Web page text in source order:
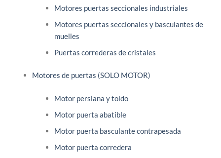
Motores puertas seccionales industriales
Motores puertas seccionales y basculantes de
muelles
Puertas correderas de cristales
Motores de puertas (SOLO MOTOR)
Motor persiana y toldo
Motor puerta abatible
Motor puerta basculante contrapesada
Motor puerta corredera